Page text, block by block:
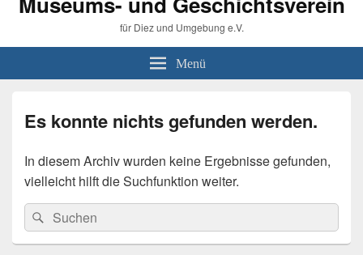
für Diez und Umgebung e.V.
Menü
Es konnte nichts gefunden werden.
In diesem Archiv wurden keine Ergebnisse gefunden,
vielleicht hilft die Suchfunktion weiter.
Suche
nach:
Suchen